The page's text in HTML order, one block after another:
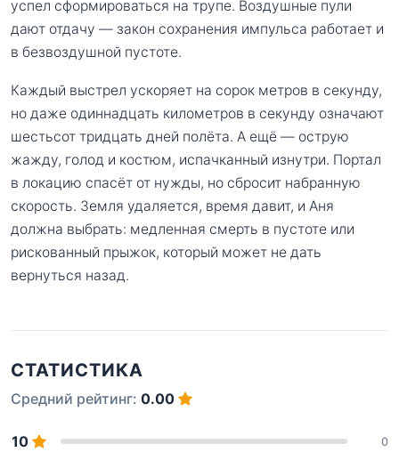
успел сформироваться на трупе. Воздушные пули
дают отдачу — закон сохранения импульса работает и
в безвоздушной пустоте.
Каждый выстрел ускоряет на сорок метров в секунду,
но даже одиннадцать километров в секунду означают
шестьсот тридцать дней полёта. А ещё — острую
жажду, голод и костюм, испачканный изнутри. Портал
в локацию спасёт от нужды, но сбросит набранную
скорость. Земля удаляется, время давит, и Аня
должна выбрать: медленная смерть в пустоте или
рискованный прыжок, который может не дать
вернуться назад.
СТАТИСТИКА
Средний рейтинг: 0.00
10 0